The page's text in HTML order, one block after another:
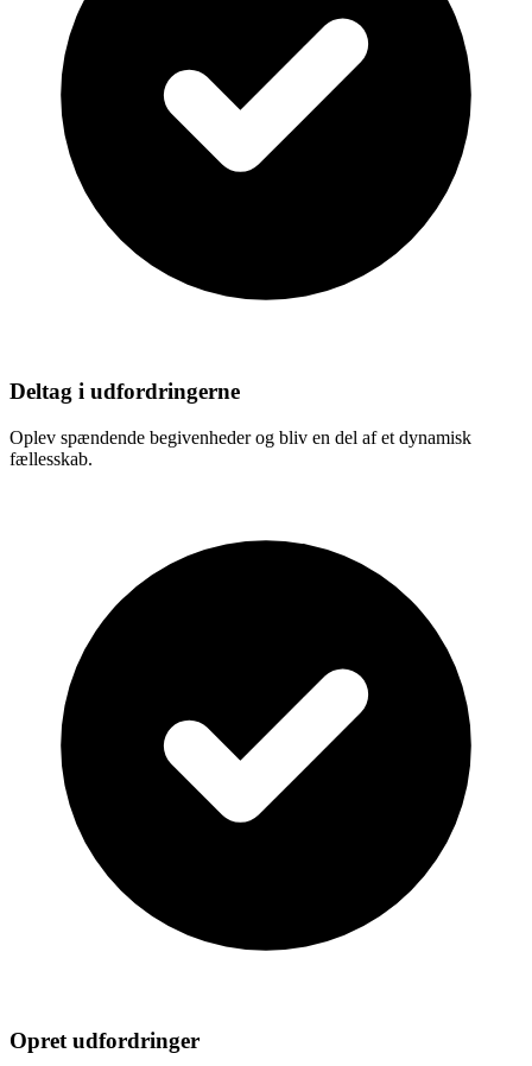
Deltag i udfordringerne
Oplev spændende begivenheder og bliv en del af et dynamisk
fællesskab.
Opret udfordringer